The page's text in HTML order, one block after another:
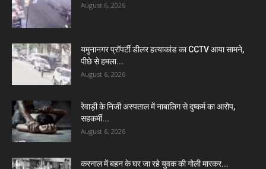
August 6, 2026
यमुनानगर प्रॉपर्टी डीलर हत्याकांड का CCTV आया सामने,
पीछे से हमला...
August 6, 2026
रेवाड़ी के निजी अस्पताल में नाबालिग से दुष्कर्म का आरोप,
सहकर्मी...
August 6, 2026
करनाल में बहन के घर जा रहे युवक की गोली मारकर...